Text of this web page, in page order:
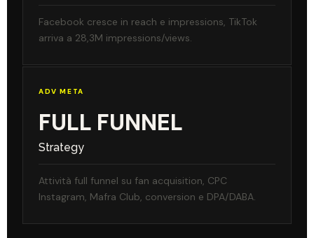
Facebook cresce in reach e impressions, TikTok
arriva a 28,3M impressions/views.
ADV META
FULL FUNNEL
Strategy
Attività full funnel su fan acquisition, CPC
Instagram, Mafra Club, conversion e DPA/DABA.